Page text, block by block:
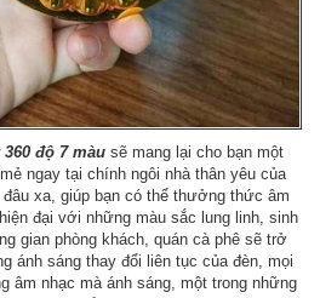
độ 7 màusẽ mang lại cho bạn một
ngay tại chính ngôi nhà thân yêu của
xa, giúp bạn có thể thưởng thức âm
đại với những màu sắc lung linh, sinh
gian phòng khách, quán cà phê sẽ trở
ánh sáng thay đổi liên tục của đèn, mọi
âm nhạc mà ánh sáng, một trong những